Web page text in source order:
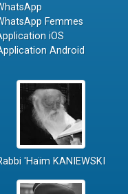
Femmes
iOS
Android
'Haïm KANIEWSKI